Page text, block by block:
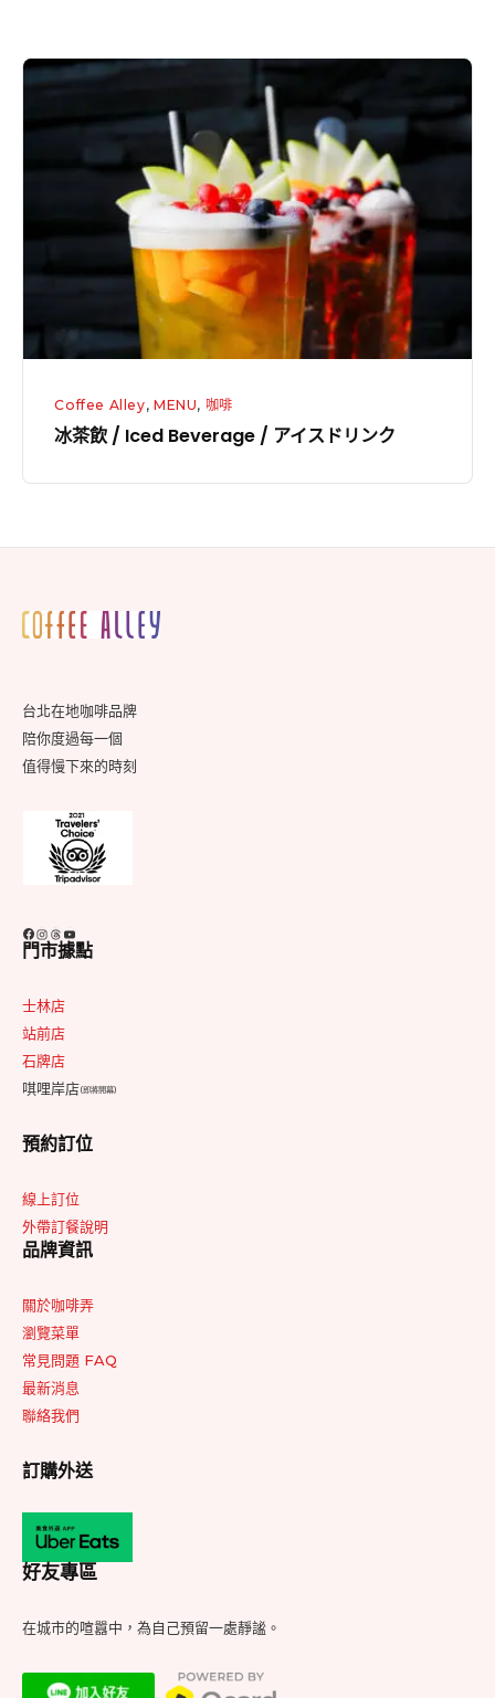
冰
飲
ク
Coffee Alley, MENU, 咖啡
冰茶飲 / Iced Beverage / アイスドリンク
台北在地咖啡品牌
陪你度過每一個
值得慢下來的時刻
Facebook Instagram Threads YouTube
門市據點
士林店
站前店
石牌店
唭哩岸店(即將開幕)
預約訂位
線上訂位
外帶訂餐說明
品牌資訊
關於咖啡弄
瀏覽菜單
常見問題 FAQ
最新消息
聯絡我們
訂購外送
好友專區
在城市的喧囂中，為自己預留一處靜謐。